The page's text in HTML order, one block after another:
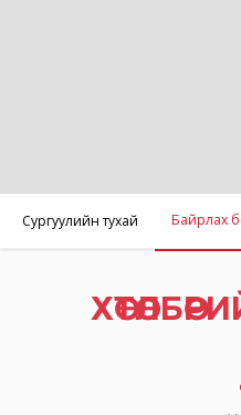
Сургуулийн тухай Байрлах